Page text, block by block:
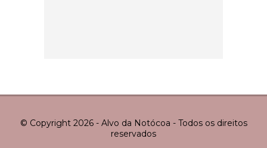
© Copyright 2026 - Alvo da Notócoa - Todos os direitos
reservados